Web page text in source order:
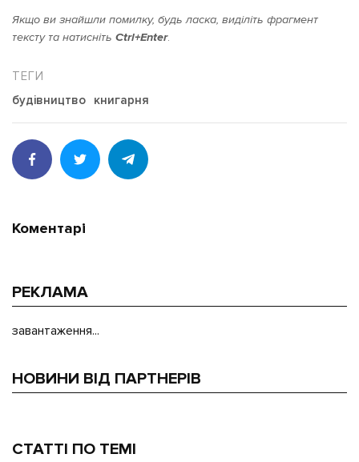
Якщо ви знайшли помилку, будь ласка, виділіть фрагмент
тексту та натисніть Ctrl+Enter.
будівництво книгарня
Коментарі
РЕКЛАМА
завантаження...
НОВИНИ ВІД ПАРТНЕРІВ
СТАТТІ ПО ТЕМІ